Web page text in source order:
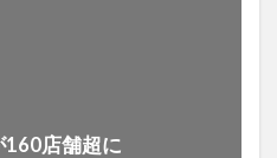
160店舗超に